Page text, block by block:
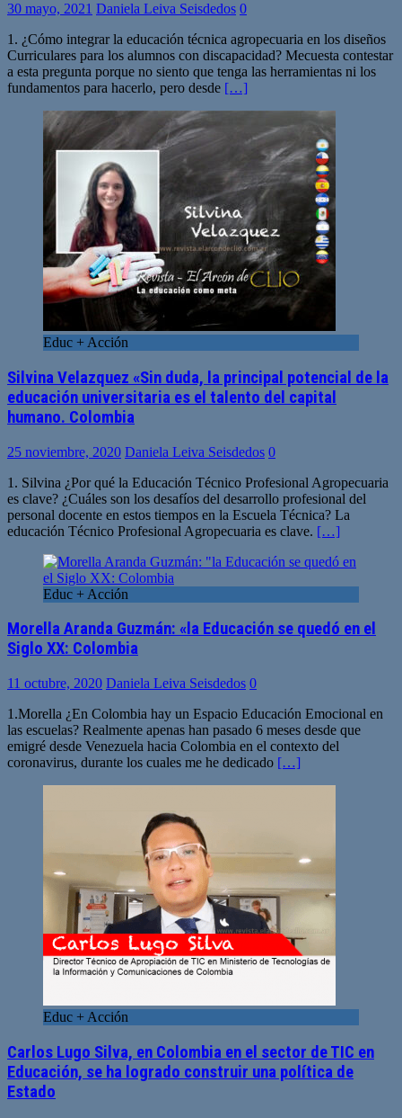
30 mayo, 2021 Daniela Leiva Seisdedos 0
1. ¿Cómo integrar la educación técnica agropecuaria en los diseños
Curriculares para los alumnos con discapacidad? Mecuesta contestar
a esta pregunta porque no siento que tenga las herramientas ni los
fundamentos para hacerlo, pero desde […]
Educ + Acción
Silvina Velazquez «Sin duda, la principal potencial de la
educación universitaria es el talento del capital
humano. Colombia
25 noviembre, 2020 Daniela Leiva Seisdedos 0
1. Silvina ¿Por qué la Educación Técnico Profesional Agropecuaria
es clave? ¿Cuáles son los desafíos del desarrollo profesional del
personal docente en estos tiempos en la Escuela Técnica? La
educación Técnico Profesional Agropecuaria es clave. […]
Educ + Acción
Morella Aranda Guzmán: «la Educación se quedó en el
Siglo XX: Colombia
11 octubre, 2020 Daniela Leiva Seisdedos 0
1.Morella ¿En Colombia hay un Espacio Educación Emocional en
las escuelas? Realmente apenas han pasado 6 meses desde que
emigré desde Venezuela hacia Colombia en el contexto del
coronavirus, durante los cuales me he dedicado […]
Educ + Acción
Carlos Lugo Silva, en Colombia en el sector de TIC en
Educación, se ha logrado construir una política de
Estado